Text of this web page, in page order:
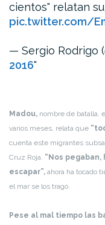
cientos" relatan
pic.twitter.com/
— Sergio Rodrigo
2016
Madou, nombre de batalla,
varios meses, relata que
cuenta este migrantes
Cruz Roja. “Nos
escapar”, ahora ha tocado
el mar se los tragó.
Pese al mal tiempo las